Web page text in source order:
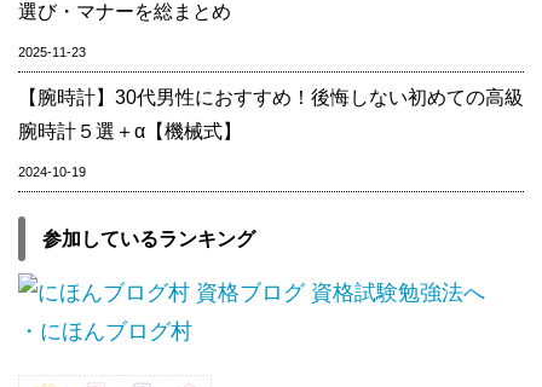
選び・マナーを総まとめ
2025-11-23
【腕時計】30代男性におすすめ！後悔しない初めての高級
腕時計５選＋α【機械式】
2024-10-19
参加しているランキング
・にほんブログ村